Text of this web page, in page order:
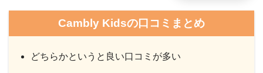
Cambly Kidsの口コミまとめ
どちらかというと良い口コミが多い